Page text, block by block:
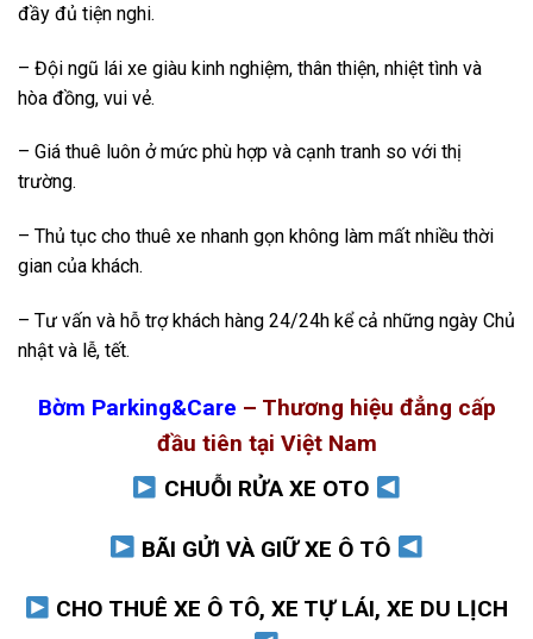
đầy đủ tiện nghi.
– Đội ngũ lái xe giàu kinh nghiệm, thân thiện, nhiệt tình và
hòa đồng, vui vẻ.
– Giá thuê luôn ở mức phù hợp và cạnh tranh so với thị
trường.
– Thủ tục cho thuê xe nhanh gọn không làm mất nhiều thời
gian của khách.
– Tư vấn và hỗ trợ khách hàng 24/24h kể cả những ngày Chủ
nhật và lễ, tết.
Bờm Parking&Care – Thương hiệu đẳng cấp
đầu tiên tại Việt Nam
CHUỖI RỬA XE OTO
BÃI GỬI VÀ GIỮ XE Ô TÔ
CHO THUÊ XE Ô TÔ, XE TỰ LÁI, XE DU LỊCH